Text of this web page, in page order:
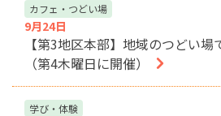
9月24日
カフェ・つどい場
【第3地区本部】地域のつどい
（第4木曜日に開催）
学び・体験